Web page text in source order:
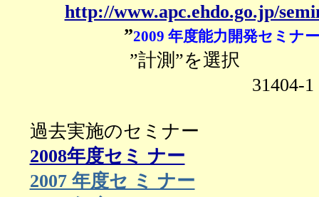
http://www.apc.ehdo.go.jp/
”2009 年度能力開発セミナ
”計測”を選択
31404-
過去実施のセミナ
2008年度セミ ナー
2007 年度セ ミ ナー